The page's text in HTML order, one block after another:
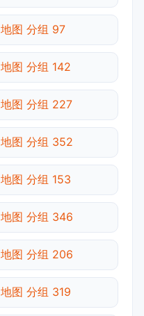
地图 分组 97
地图 分组 142
地图 分组 227
地图 分组 352
地图 分组 153
地图 分组 346
地图 分组 206
地图 分组 319